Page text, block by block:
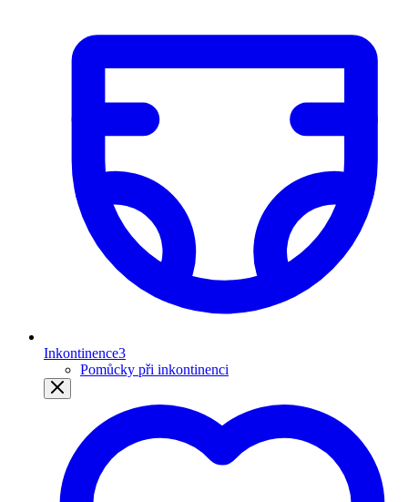
Inkontinence3
Pomůcky při inkontinenci